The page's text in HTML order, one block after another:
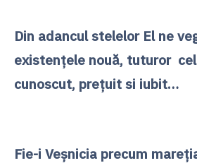
Din adancul stelelor El ne
existenţele nouă, tuturor
cunoscut, preţuit si iubit…
Fie-i Veşnicia precum